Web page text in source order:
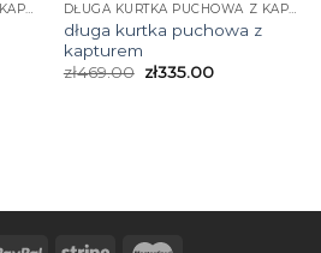
DŁUGA KURTKA PUCHOWA Z KAPTUREM DŁUGA KURTKA PUCHOWA Z KAPTUREM
długa kurtka puchowa z
kapturem
zł469.00 zł335.00